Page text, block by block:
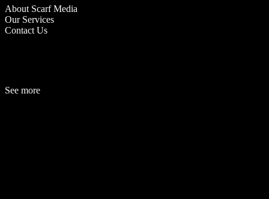
About Scarf Media
Our Services
Contact Us
See more